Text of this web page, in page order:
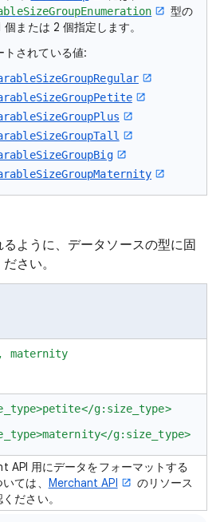
型の
個または 2 個指定します。
トされている値:
ように、データソースの型に固
さい。
maternity
g:size_type>
g:size_type>
API 用にデータをフォーマットする
ては、 Merchant API
のリソース
ださい。